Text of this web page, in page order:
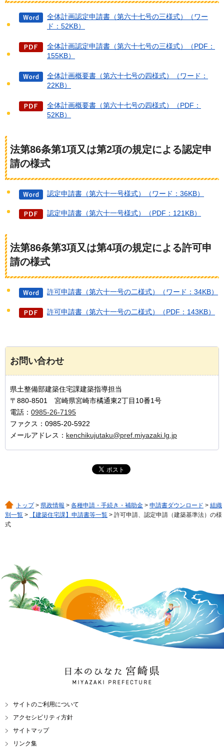
全体計画認定申請書（第六十七号の三様式）（ワー
ド：52KB）
全体計画認定申請書（第六十七号の三様式）（PDF：
155KB）
全体計画概要書（第六十七号の四様式）（ワード：
22KB）
全体計画概要書（第六十七号の四様式）（PDF：
52KB）
法第86条第1項又は第2項の規定による認定申
請の様式
認定申請書（第六十一号様式）（ワード：36KB）
認定申請書（第六十一号様式）（PDF：121KB）
法第86条第3項又は第4項の規定による許可申
請の様式
許可申請書（第六十一号の二様式）（ワード：34KB）
許可申請書（第六十一号の二様式）（PDF：143KB）
お問い合わせ
県土整備部建築住宅課建築指導担当
〒880-8501 宮崎県宮崎市橘通東2丁目10番1号
電話： 0985-26-7195
ファクス：0985-20-5922
メールアドレス： kenchikujutaku@pref.miyazaki.lg.jp
トップ> 県政情報 > 各種申請・手続き・補助金 > 申請書ダウンロード > 組織
別一覧 > 【建築住宅課】申請書等一覧 > 許可申請、認定申請（建築基準法）の様
式
日本のひなた 宮崎県
MIYAZAKI PREFECTURE
サイトのご利用について
アクセシビリティ方針
サイトマップ
リンク集